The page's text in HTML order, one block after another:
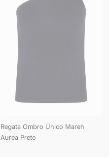
Regata Ombro Único Mareh
Aurea Preto